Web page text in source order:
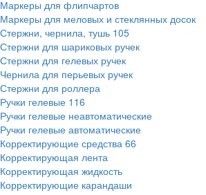
Маркеры для флипчартов
Маркеры для меловых и стеклянных досок
Стержни, чернила, тушь 105
Стержни для шариковых ручек
Стержни для гелевых ручек
Чернила для перьевых ручек
Стержни для роллера
Ручки гелевые 116
Ручки гелевые неавтоматические
Ручки гелевые автоматические
Корректирующие средства 66
Корректирующая лента
Корректирующая жидкость
Корректирующие карандаши